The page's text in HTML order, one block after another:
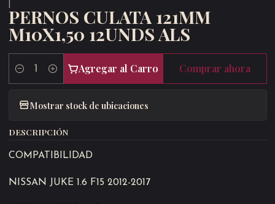
PERNOS CULATA 121MM
M10X1,50 12UNDS ALS
Cantidad
Agregar al Carro Comprar ahora
Mostrar stock de ubicaciones
DESCRIPCIÓN
COMPATIBILIDAD
NISSAN JUKE 1.6 F15 2012-2017